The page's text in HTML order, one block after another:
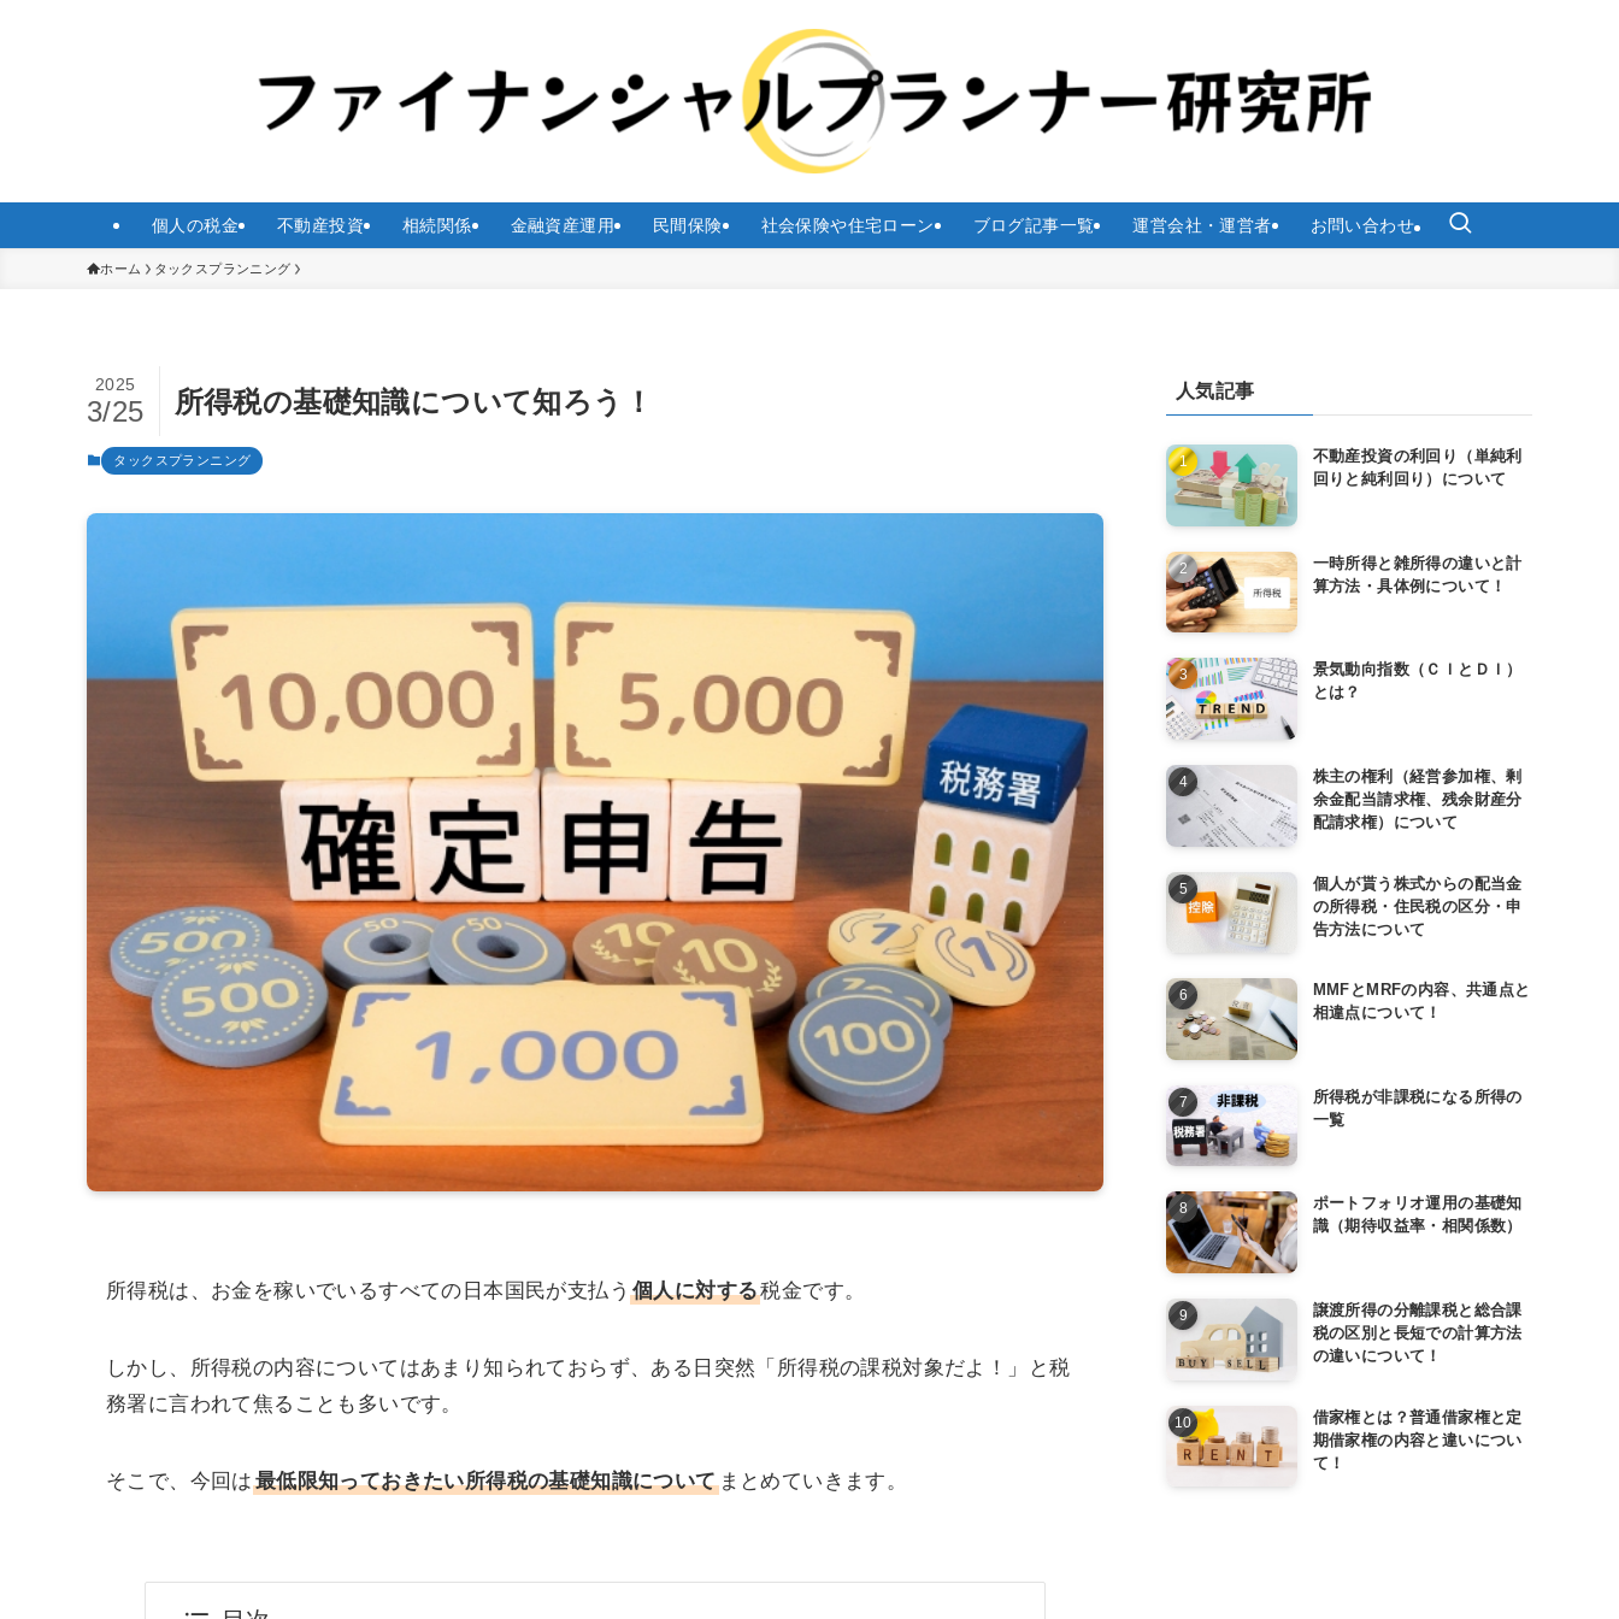
個人の税金 不動産投資 相続関係 金融資産運用 民間保険 社会保険や住宅ローン ブログ記事一覧 運営会社・運営者 お問い合わせ
ホーム タックスプランニング
所得税の基礎知識について知ろう！
2025
3/25
タックスプランニング
所得税は、お金を稼いでいるすべての日本国民が支払う 個人に対する税金です。
しかし、所得税の内容についてはあまり知られておらず、ある日突然「所得税の課税対象だよ！」と税
務署に言われて焦ることも多いです。
そこで、今回は 最低限知っておきたい所得税の基礎知識についてまとめていきます。
人気記事
不動産投資の利回り（単純利
回りと純利回り）について
一時所得と雑所得の違いと計
算方法・具体例について！
景気動向指数（ＣＩとＤＩ）
とは？
株主の権利（経営参加権、剰
余金配当請求権、残余財産分
配請求権）について
個人が貰う株式からの配当金
の所得税・住民税の区分・申
告方法について
MMFとMRFの内容、共通点と
相違点について！
所得税が非課税になる所得の
一覧
ポートフォリオ運用の基礎知
識（期待収益率・相関係数）
譲渡所得の分離課税と総合課
税の区別と長短での計算方法
の違いについて！
借家権とは？普通借家権と定
期借家権の内容と違いについ
て！